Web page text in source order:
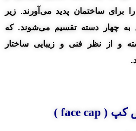
برای ساختمان پدید می‌آورند. زیر
به چهار دسته تقسیم می‌شوند. که
و از نظر فنی و زیبایی ساختار